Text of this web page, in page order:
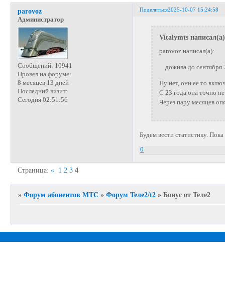
Поделиться2025-10-07 15:24:58
parovoz
Администратор
Сообщений: 10941
Провел на форуме:
8 месяцев 13 дней
Последний визит:
Сегодня 02:51:56
Vitalymts
parovoz написал(а):
дожила до сентября
Ну нет, они ее то
С 23 года она точно
Через пару месяцев
Будем вести статистику.
0
Страница:« 1 2 3 4
»Форум абонентов МТС »Форум Теле2/t2 »Бонус от Теле2